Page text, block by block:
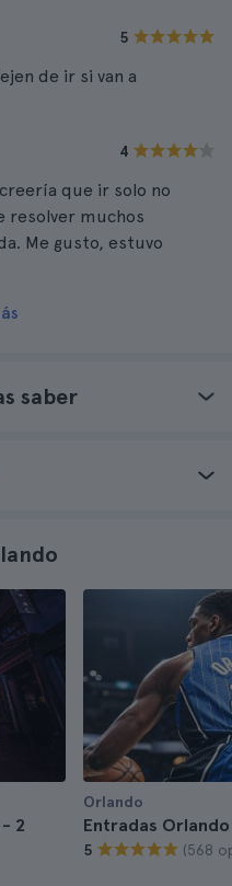
5
de ir si van a
4
que ir solo no
resolver muchos
Me gusto, estuvo
saber
2
Orlando
Entradas Orlando
5 (568